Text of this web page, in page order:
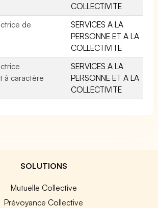
COLLECTIVITE
de
SERVICES A LA
PERSONNE ET A LA
COLLECTIVITE
à caractère
SERVICES A LA
PERSONNE ET A LA
COLLECTIVITE
SOLUTIONS
Mutuelle Collective
Prévoyance Collective